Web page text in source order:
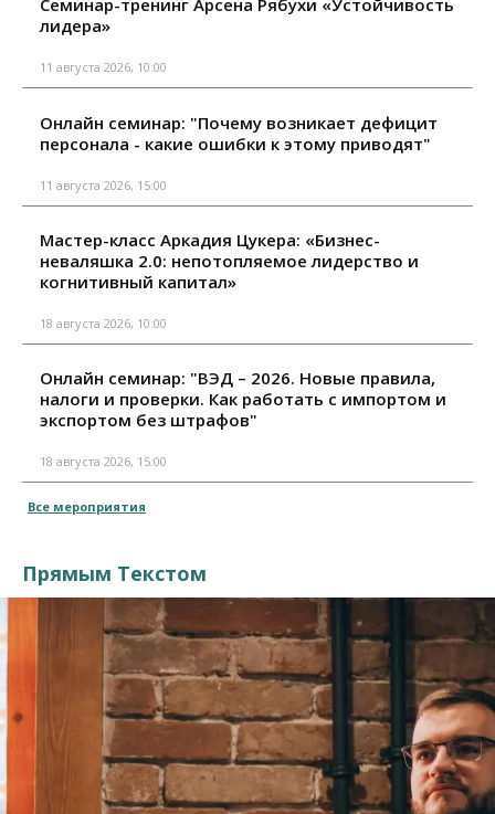
Семинар-тренинг Арсена Рябухи «Устойчивость
лидера»
11 августа 2026, 10:00
Онлайн семинар: "Почему возникает дефицит
персонала - какие ошибки к этому приводят"
11 августа 2026, 15:00
Мастер-класс Аркадия Цукера: «Бизнес-
неваляшка 2.0: непотопляемое лидерство и
когнитивный капитал»
18 августа 2026, 10:00
Онлайн семинар: "ВЭД – 2026. Новые правила,
налоги и проверки. Как работать с импортом и
экспортом без штрафов"
18 августа 2026, 15:00
Все мероприятия
Прямым Текстом